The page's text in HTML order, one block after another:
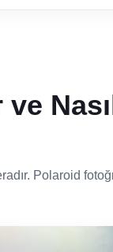
Polaroid